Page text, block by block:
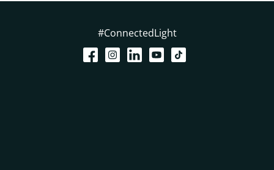
#ConnectedLight